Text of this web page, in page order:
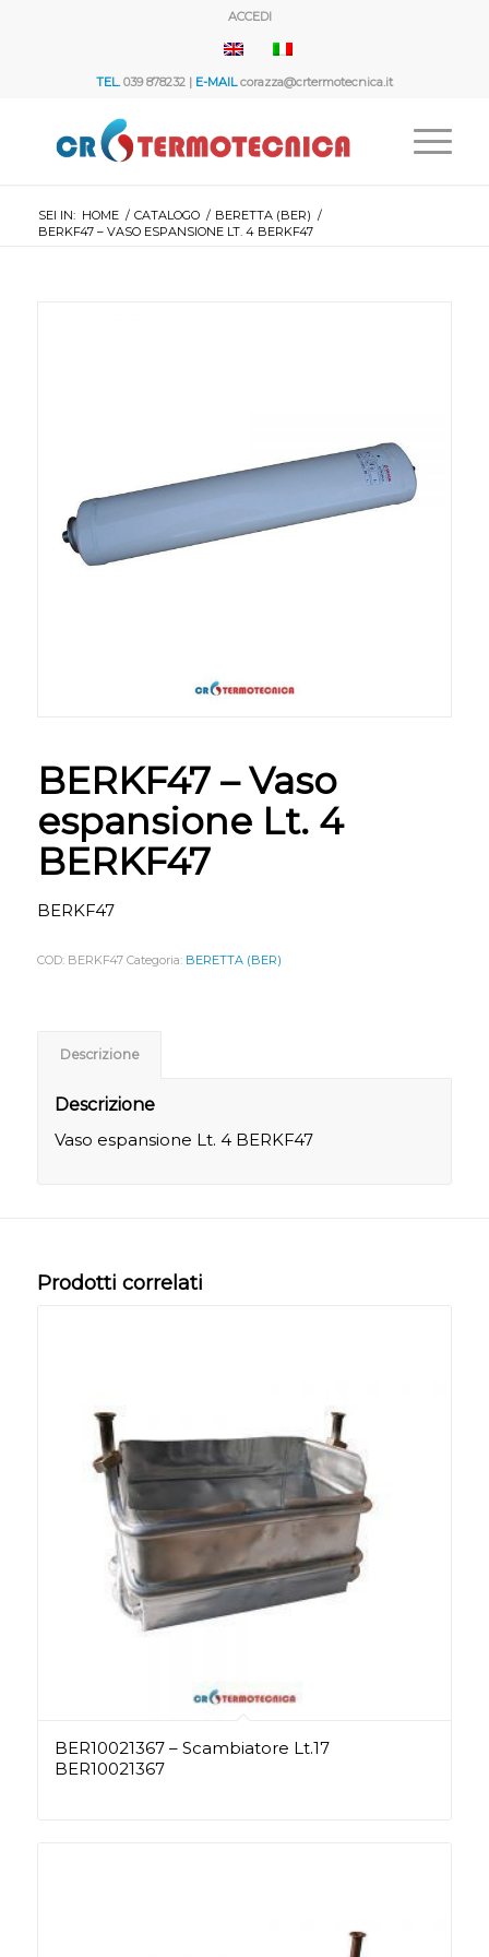
ACCEDI
TEL.039 878232 | E-MAILcorazza@crtermotecnica.it
SEI IN: HOME / CATALOGO / BERETTA (BER) /
BERKF47 – VASO ESPANSIONE LT. 4 BERKF47
BERKF47 – Vaso
espansione Lt. 4
BERKF47
BERKF47
COD: BERKF47 Categoria: BERETTA (BER)
Descrizione
Descrizione
Vaso espansione Lt. 4 BERKF47
Prodotti correlati
BER10021367 – Scambiatore Lt.17
BER10021367